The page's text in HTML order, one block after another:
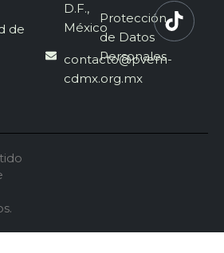
de
D.F.,
México
contacto@pvem-
cdmx.org.mx
Protección
de Datos
Personales